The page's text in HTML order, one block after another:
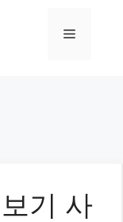
메
기 사